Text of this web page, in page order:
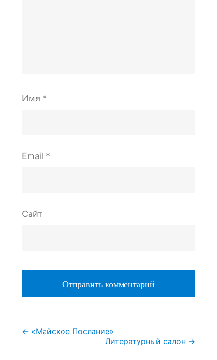
Имя *
Email *
Сайт
Навигация
← «Майское Послание»
Литературный салон →